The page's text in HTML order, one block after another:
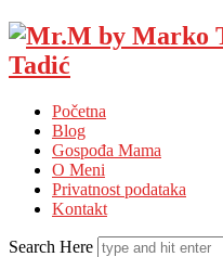
Tadić
Početna
Blog
Gospođa Mama
O Meni
Privatnost podataka
Kontakt
Search Here